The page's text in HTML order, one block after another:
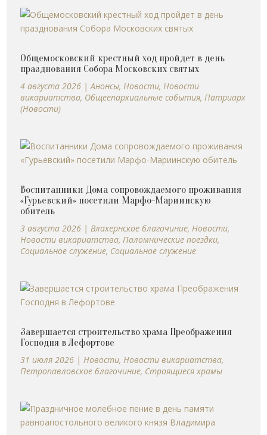
Общемосковский крестный ход пройдет в день
празднования Собора Московских святых
4 августа 2026 |Анонсы,Новости,Новости
викариатства, Общеепархиальные события,Патриарх
(Новости)
Воспитанники Дома сопровождаемого проживания
«Гурьевский» посетили Марфо-Мариинскую
обитель
3 августа 2026 |Влахернское благочиние,Новости,
Новости викариатства,Паломнические поездки,
Социальное служение, Социальное служение
Завершается строительство храма Преображения
Господня в Лефортове
31 июля 2026 |Новости,Новости викариатства,
Петропавловское благочиние, Строящиеся храмы